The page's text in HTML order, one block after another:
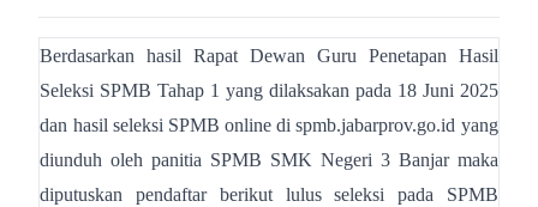
Berdasarkan hasil Rapat Dewan Guru Penetapan Hasil
Seleksi SPMB Tahap 1 yang dilaksakan pada 18 Juni 2025
dan hasil seleksi SPMB online di spmb.jabarprov.go.id yang
diunduh oleh panitia SPMB SMK Negeri 3 Banjar maka
diputuskan pendaftar berikut lulus seleksi pada SPMB